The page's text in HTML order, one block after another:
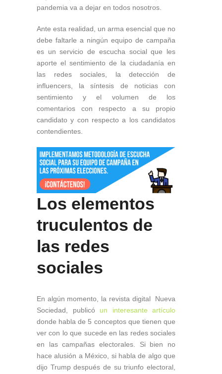
pandemia va a dejar en todos nosotros.
Ante esta realidad, un arma esencial que no
debe faltarle a ningún equipo de campaña
es un servicio de escucha social que les
aporte el sentimiento de la ciudadanía en
las redes sociales, la detección de
influencers, la síntesis de noticias con
sentimiento y el volumen de los
comentarios con respecto a su propio
candidato y con respecto a los candidatos
contendientes.
Los elementos
truculentos de
las redes
sociales
En algún momento, la revista digital Nueva
Sociedad, publicó un interesante artículo
donde habla de 5 conceptos que tienen que
ver con lo que sucede en las redes sociales
en las campañas electorales. Si bien no
hace alusión a México, si habla de algo que
dijo Trump después de su triunfo electoral,